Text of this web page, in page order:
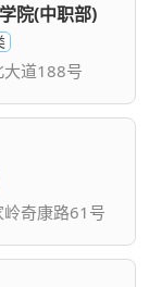
院(中职部)
大道188号
奇康路61号